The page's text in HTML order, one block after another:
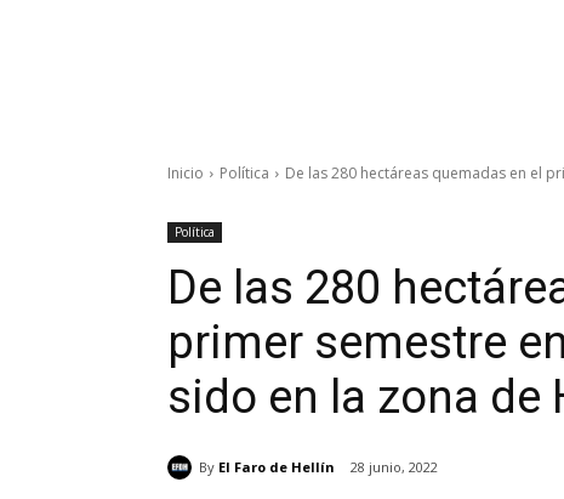
Inicio Política De las 280 hectáreas quemadas en el
Política
De las 280
primer semestre
sido en la zona de
By El Faro de Hellín 28 junio, 2022